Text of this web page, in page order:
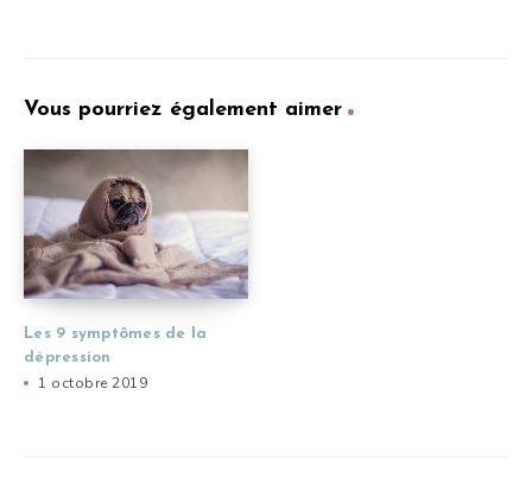
Vous pourriez également aimer
Les 9 symptômes de la
dépression
1 octobre 2019